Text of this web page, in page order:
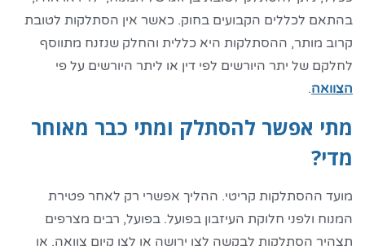
בהתאם לכללים הקבועים בחוק. כאשר אין הסתלקות לטובת
קרוב מותר, ההסתלקות היא כללית והחלק שנזנח מתווסף
לחלקם של יתר היורשים לפי דין או ליתר היורשים על פי
הצוואה.
מתי אפשר להסתלק ומתי כבר מאוחר
מדי?
מועד ההסתלקות קריטי. ההליך אפשרי רק לאחר פטירת
המנוח ולפני חלוקת העיזבון בפועל. בפועל, רבים מצרפים
תצהיר הסתלקות לבקשה לצו ירושה או לצו קיום צוואה, או